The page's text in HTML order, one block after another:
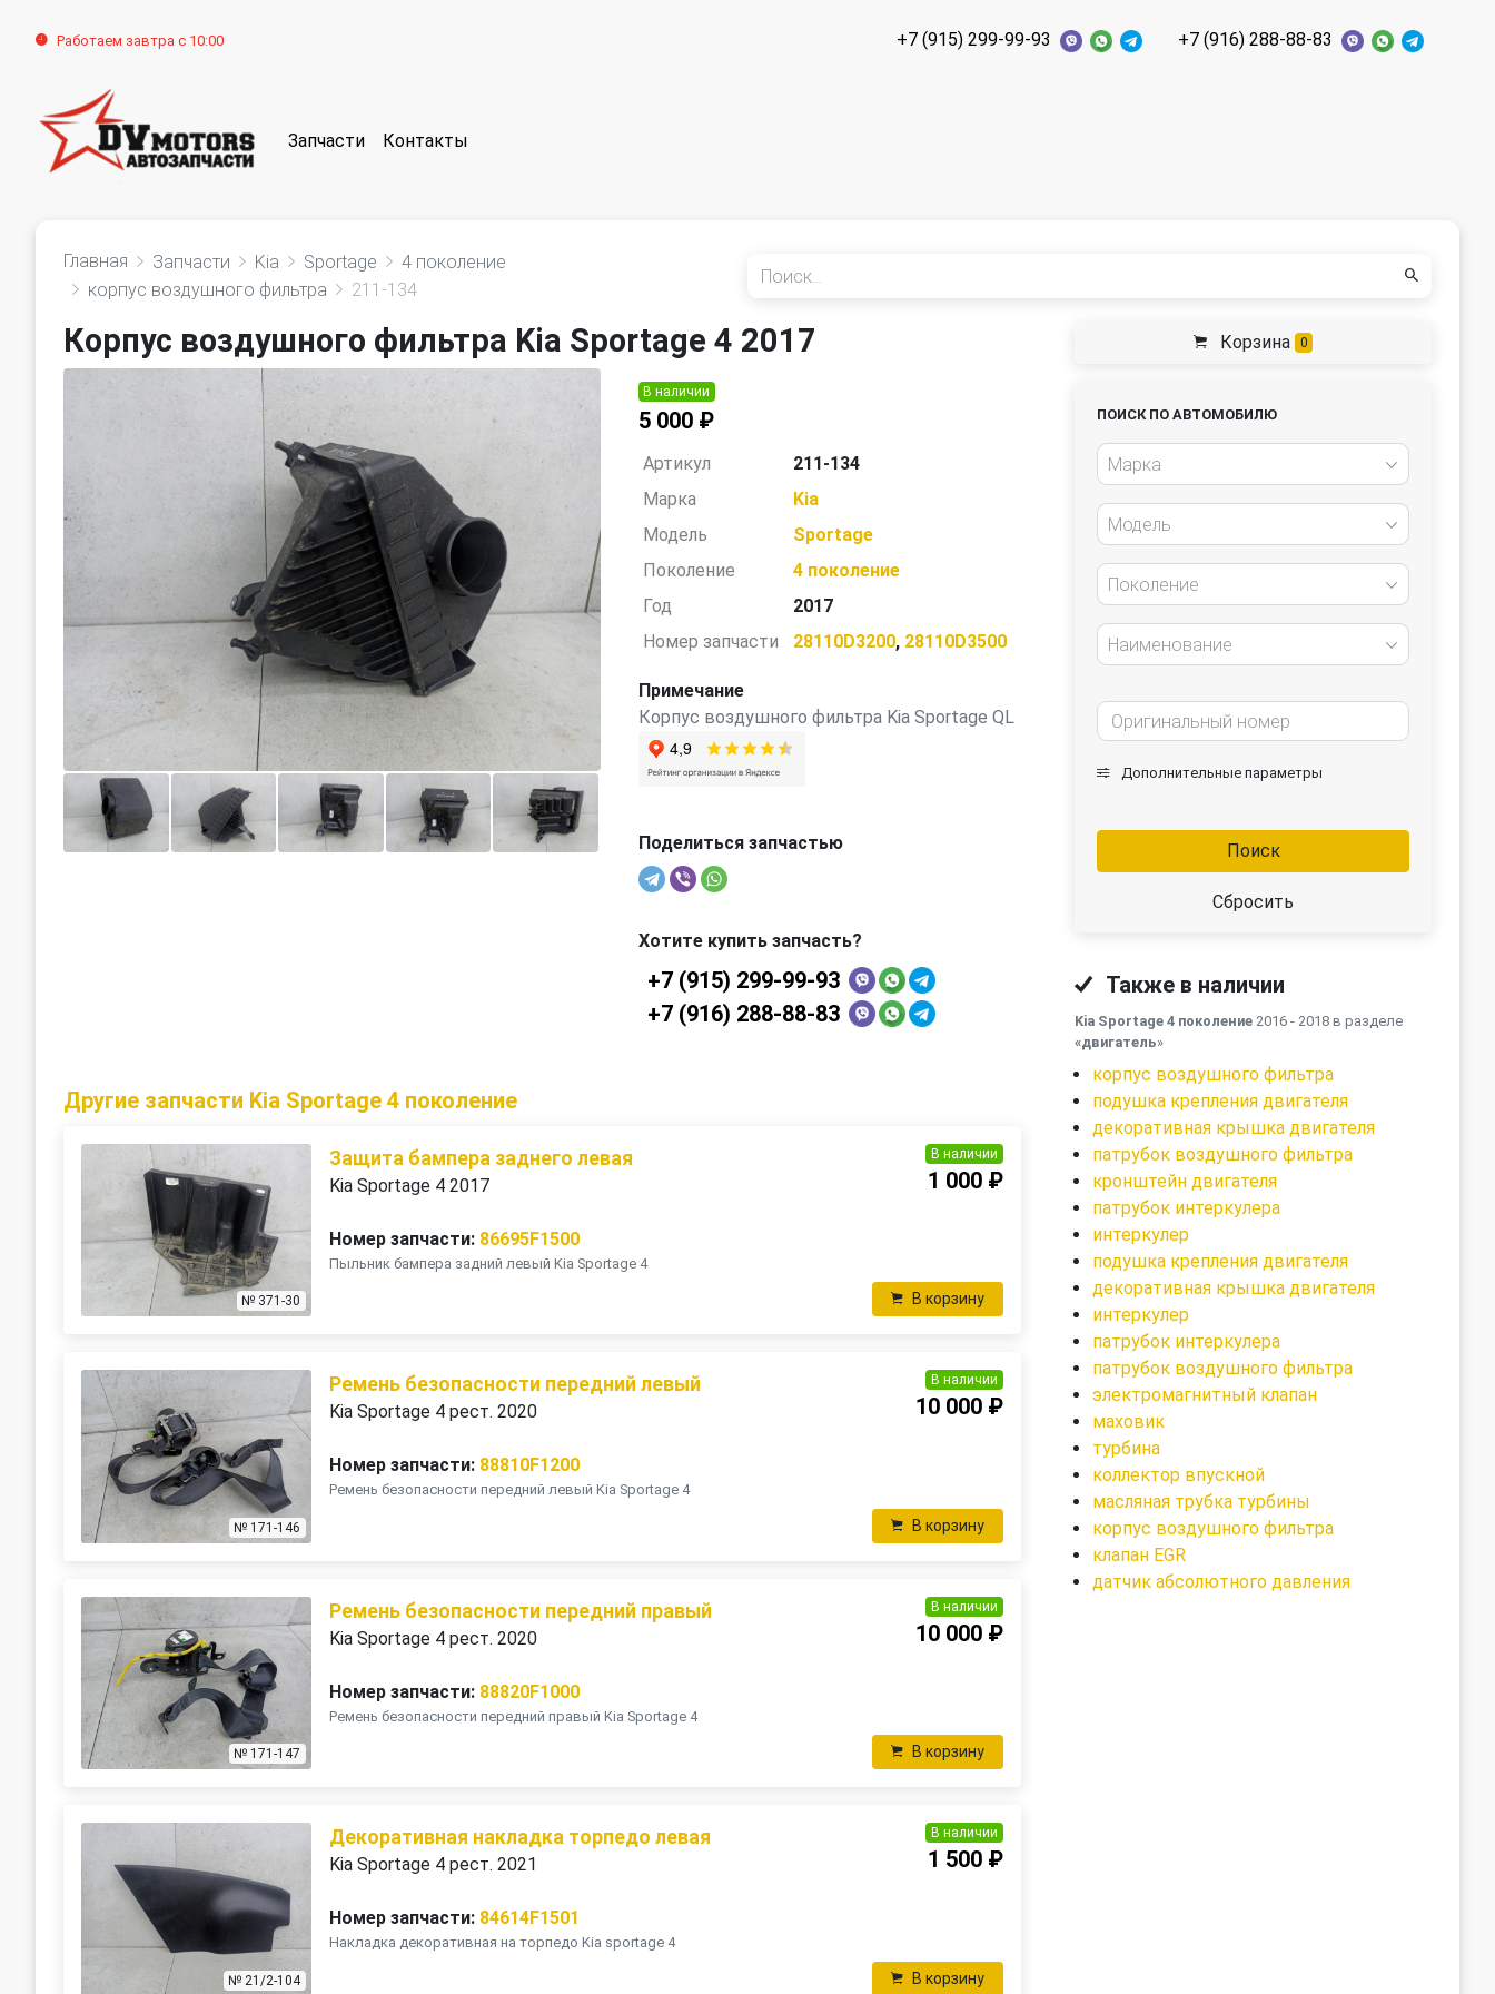
Работаем завтра с 10:00 +7 (915) 299-99-93 +7 (916) 288-88-83
Запчасти Контакты
Главная Запчасти Kia Sportage
4 поколение
корпус воздушного фильтра
211-134
Корпус воздушногo фильтра Kia Sportage 4 2017
В наличии
5 000 ₽
Артикул
211-134
Марка
Kia
Модель
Sportage
Поколение
4 поколение
Год
2017
Номер запчасти
28110D3200, 28110D3500
Примечание
Корпус воздушного фильтра Kia Sportage QL
Поделиться запчастью
Хотите купить запчасть?
+7 (915) 299-99-93
+7 (916) 288-88-83
Другие запчасти Kia Sportage 4 поколение
№ 371-30
Защита бампера заднего левая
Kia Sportage 4 2017
Номер запчасти: 86695F1500
Пыльник бампера задний левый Kia Sportage 4
В наличии
1 000 ₽
В корзину
№ 171-146
Ремень безопасности передний левый
Kia Sportage 4 рест. 2020
Номер запчасти: 88810F1200
Ремень безопасности передний левый Kia Sportage 4
В наличии
10 000 ₽
В корзину
№ 171-147
Ремень безопасности передний правый
Kia Sportage 4 рест. 2020
Номер запчасти: 88820F1000
Ремень безопасности передний правый Kia Sportage 4
В наличии
10 000 ₽
В корзину
№ 21/2-104
Декоративная накладка торпедо левая
Kia Sportage 4 рест. 2021
Номер запчасти: 84614F1501
Накладка декоративная на торпедо Kia sportage 4
В наличии
1 500 ₽
В корзину
Корзина 0
ПОИСК ПО АВТОМОБИЛЮ
Марка
Модель
Поколение
Наименование
Дополнительные параметры
Поиск
Сбросить
Также в наличии
Kia Sportage 4 поколение 2016 - 2018 в разделе
«двигатель»
корпус воздушного фильтра
подушка крепления двигателя
декоративная крышка двигателя
патрубок воздушного фильтра
кронштейн двигателя
патрубок интеркулера
интеркулер
подушка крепления двигателя
декоративная крышка двигателя
интеркулер
патрубок интеркулера
патрубок воздушного фильтра
электромагнитный клапан
маховик
турбина
коллектор впускной
масляная трубка турбины
корпус воздушного фильтра
клапан EGR
датчик абсолютного давления